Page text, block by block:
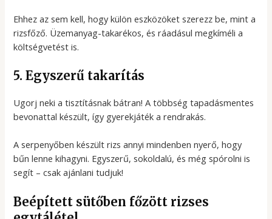
Ehhez az sem kell, hogy külön eszközöket szerezz be, mint a
rizsfőző. Üzemanyag-takarékos, és ráadásul megkíméli a
költségvetést is.
5. Egyszerű takarítás
Ugorj neki a tisztításnak bátran! A többség tapadásmentes
bevonattal készült, így gyerekjáték a rendrakás.
A serpenyőben készült rizs annyi mindenben nyerő, hogy
bűn lenne kihagyni. Egyszerű, sokoldalú, és még spórolni is
segít – csak ajánlani tudjuk!
Beépített sütőben főzött rizses